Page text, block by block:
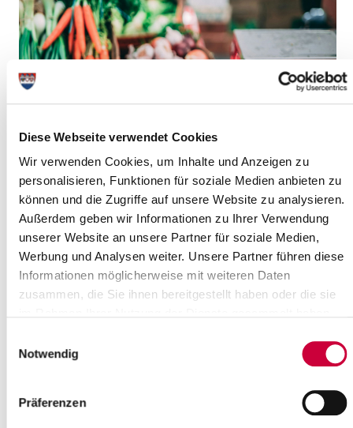
Diese Webseite verwendet Cookies
Wir verwenden Cookies, um Inhalte und Anzeigen zu
personalisieren, Funktionen für soziale Medien anbieten zu
können und die Zugriffe auf unsere Website zu analysieren.
Außerdem geben wir Informationen zu Ihrer Verwendung
unserer Website an unsere Partner für soziale Medien,
Werbung und Analysen weiter. Unsere Partner führen diese
Informationen möglicherweise mit weiteren Daten
zusammen, die Sie ihnen bereitgestellt haben oder die sie
Notwendig
Präferenzen
Friday, 04.09.2026
08:00 Uhr - 12:00 Uhr, Glückstadt
Glückstädter Wochenmarkt
(Marktplatz Glückstadt)